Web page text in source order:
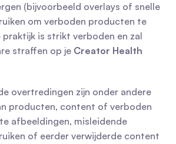
(bijvoorbeeld overlays of snelle
om verboden producten te
praktijk is strikt verboden en zal
straffen op je Creator Health
overtredingen zijn onder andere
producten, content of verboden
afbeeldingen, misleidende
of eerder verwijderde content